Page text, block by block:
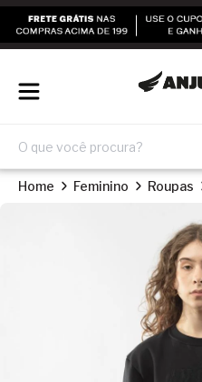
Home Feminino Roupas